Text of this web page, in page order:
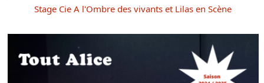
Stage Cie A l'Ombre des vivants et Lilas en Scène